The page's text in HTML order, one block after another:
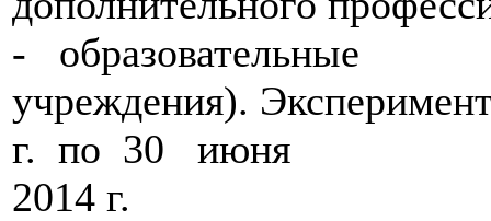
- образовательные
учреждения).
г. по 30 июня
2014 г.